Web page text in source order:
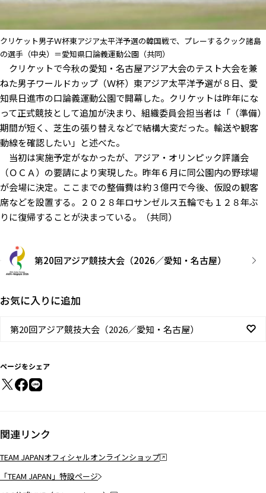
クリケット男子Ｗ杯東アジア太平洋予選の韓国戦で、プレーするクック諸島
の選手（中央）＝愛知県口論義運動公園（共同）
クリケットで今秋の愛知・名古屋アジア大会のテスト大会を兼
ねた男子ワールドカップ（Ｗ杯）東アジア太平洋予選が８日、愛
知県日進市の口論義運動公園で開幕した。クリケットは昨年にな
って正式競技として追加が決まり、組織委員会担当者は「（準備）
期間が短く、芝生の張り替えなどで結構大変だった。輸送や観客
動線を確認したい」と述べた。
当初は実施予定がなかったが、アジア・オリンピック評議会
（ＯＣＡ）の要請により実現した。昨年６月に同公園内の野球場
が会場に決定。ここまでの整備費は約３億円で今後、仮設の観客
席などを設置する。２０２８年ロサンゼルス五輪でも１２８年ぶ
りに復帰することが決まっている。（共同）
第20回アジア競技大会（2026／愛知・名古屋）
お気に入りに追加
第20回アジア競技大会（2026／愛知・名古屋）
ページをシェア
関連リンク
TEAM JAPANオフィシャルオンラインショップ
「TEAM JAPAN」特設ページ